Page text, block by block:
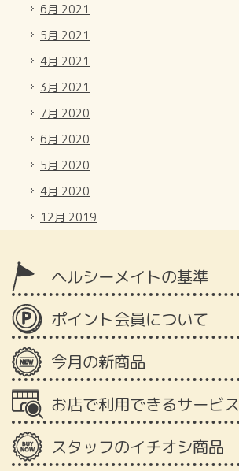
6月 2021
5月 2021
4月 2021
3月 2021
7月 2020
6月 2020
5月 2020
4月 2020
12月 2019
ヘルシーメイトの基準
ポイント会員について
今月の新商品
お店で利用できるサービス
スタッフのイチオシ商品